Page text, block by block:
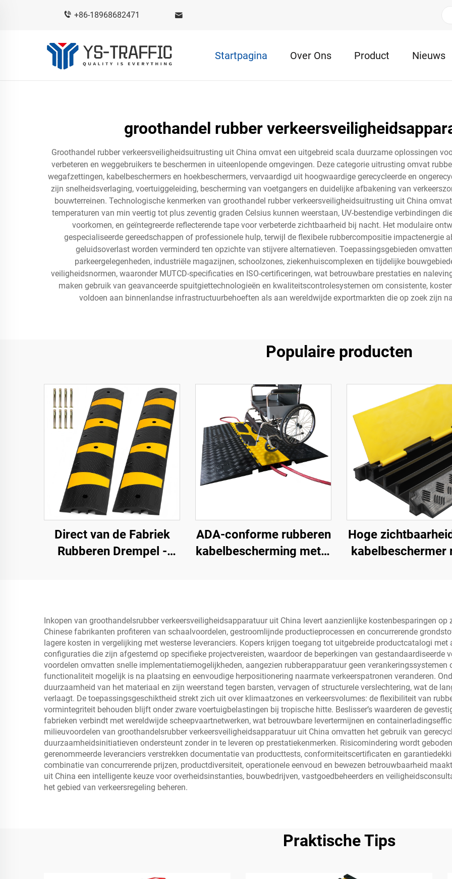
+86-18968682471
Startpagina Over Ons Product Nieuws
groothandel rubber
Groothandel rubber verkeersveiligheidsuitrusting uit China omvat een uitgebreid scala duurzame oplossingen
verbeteren en weggebruikers te beschermen in uiteenlopende omgevingen. Deze categorie uitrusting omvat
wegafzettingen, kabelbeschermers en hoekbeschermers, vervaardigd uit hoogwaardige gerecycleerde en
zijn snelheidsverlaging, voertuiggeleiding, bescherming van voetgangers en duidelijke afbakening van
bouwterreinen. Technologische kenmerken van groothandel rubber verkeersveiligheidsuitrusting uit China
temperaturen van min veertig tot plus zeventig graden Celsius kunnen weerstaan, UV-bestendige verbindingen
voorkomen, en geïntegreerde reflecterende tape voor verbeterde zichtbaarheid bij nacht. Het modulaire
gespecialiseerde gereedschappen of professionele hulp, terwijl de flexibele rubbercompositie impactenergie
geluidsoverlast worden verminderd ten opzichte van stijvere alternatieven. Toepassingsgebieden
parkeergelegenheden, industriële magazijnen, schoolzones, ziekenhuiscomplexen en tijdelijke
veiligheidsnormen, waaronder MUTCD-specificaties en ISO-certificeringen, wat betrouwbare prestaties en
maken gebruik van geavanceerde spuitgiettechnologieën en kwaliteitscontrolesystemen om consistente,
voldoen aan binnenlandse infrastructuurbehoeften als aan wereldwijde exportmarkten die op zoek zijn
Populaire producten
Direct van de Fabriek
Rubberen Drempel -
ADA-conforme rubberen
kabelbescherming met 5
en buitengebruik bij
evenementen
Hoge
kabelbeschermer
kabelafdekking
betere
Inkopen van groothandelsrubber verkeersveiligheidsapparatuur uit China levert aanzienlijke kostenbesparingen
Chinese fabrikanten profiteren van schaalvoordelen, gestroomlijnde productieprocessen en concurrerende
lagere kosten in vergelijking met westerse leveranciers. Kopers krijgen toegang tot uitgebreide productcatalogi
configuraties die zijn afgestemd op specifieke projectvereisten, waardoor de beperkingen van gestandaardiseerde
voordelen omvatten snelle implementatiemogelijkheden, aangezien rubberapparatuur geen
functionaliteit mogelijk is na plaatsing en eenvoudige herpositionering naarmate verkeerspatronen veranderen.
duurzaamheid van het materiaal en zijn weerstand tegen barsten, vervagen of structurele verslechtering, wat de
verlaagt. De toepassingsgeschiktheid strekt zich uit over klimaatzones en verkeersvolumes: de flexibiliteit van
vormintegriteit behouden blijft onder zware voertuigbelastingen bij tropische hitte. Beslisser’s waarderen de
fabrieken verbindt met wereldwijde scheepvaartnetwerken, wat betrouwbare levertermijnen en
milieuvoordelen van groothandelsrubber verkeersveiligheidsapparatuur uit China omvatten het gebruik van
duurzaamheidsinitiatieven ondersteunt zonder in te leveren op prestatiekenmerken. Risicomindering wordt
gerenommeerde leveranciers verstrekken documentatie van producttests, conformiteitscertificaten en
combinatie van concurrerende prijzen, productdiversiteit, operationele eenvoud en bewezen betrouwbaarheid
uit China een intelligente keuze voor overheidsinstanties, bouwbedrijven, vastgoedbeheerders en
het gebied van verkeersregeling beheren.
Praktische Tips